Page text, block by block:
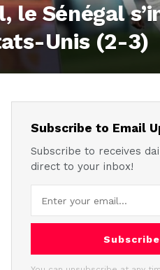
le Sénégal
Unis (2-3)
Subscribe to Email
Subscribe to receives
direct to your inbox!
Subscribe